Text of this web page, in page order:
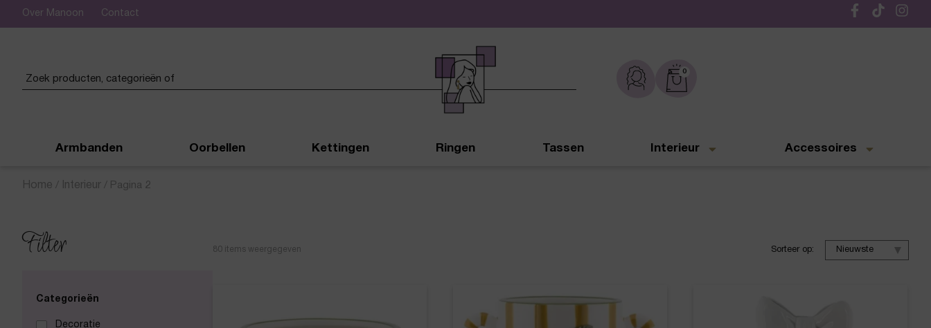
Over Manoon Contact
De leukste sieraden online en in de winkel Gratis verzending vanaf € 50,-
0
Armbanden Oorbellen Kettingen Ringen Tassen Interieur Accessoires
Home / Interieur / Pagina 2
Filter
Categorieën
Decoratie
80 items weergegeven Sorteer op: